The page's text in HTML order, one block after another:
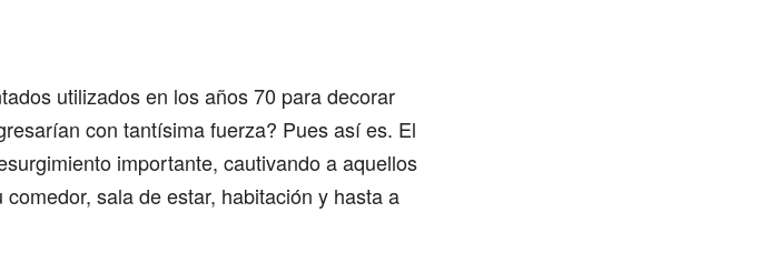
utilizados en los años 70 para decorar
con tantísima fuerza? Pues así es. El
importante, cautivando a aquellos
sala de estar, habitación y hasta a